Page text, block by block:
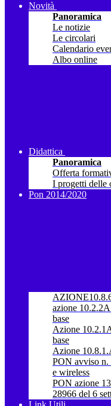
Novità
Panoramica
Le notizie
Le circolari
Calendario
Albo online
Didattica
Panoramica
Offerta
I progetti delle
Pon 2014/2020
azione
base
Azione
base
Azione
PON avviso n.
e wireless
PON azione
28966 del 6